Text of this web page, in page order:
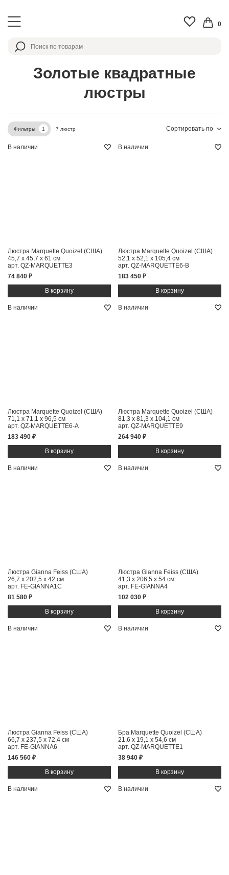
0
Золотые квадратные
люстры
Сортировать по
Фильтры 1 7 люстр
В наличии
Люстра Marquette Quoizel (США)
45,7 x 45,7 x 61 см
арт. QZ-MARQUETTE3
74 840 ₽
В наличии
Люстра Marquette Quoizel (США)
52,1 x 52,1 x 105,4 см
арт. QZ-MARQUETTE6-B
183 450 ₽
В наличии
Люстра Marquette Quoizel (США)
71,1 x 71,1 x 96,5 см
арт. QZ-MARQUETTE6-A
183 490 ₽
В наличии
Люстра Marquette Quoizel (США)
81,3 x 81,3 x 104,1 см
арт. QZ-MARQUETTE9
264 940 ₽
В наличии
Люстра Gianna Feiss (США)
26,7 x 202,5 x 42 см
арт. FE-GIANNA1C
81 580 ₽
В наличии
Люстра Gianna Feiss (США)
41,3 x 206,5 x 54 см
арт. FE-GIANNA4
102 030 ₽
В наличии
Люстра Gianna Feiss (США)
66,7 x 237,5 x 72,4 см
арт. FE-GIANNA6
146 560 ₽
В наличии
Бра Marquette Quoizel (США)
21,6 x 19,1 x 54,6 см
арт. QZ-MARQUETTE1
38 940 ₽
В наличии В наличии